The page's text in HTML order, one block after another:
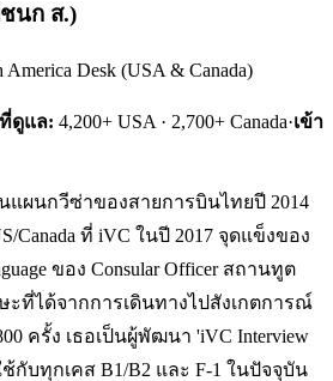
นก ส.)
Desk (USA & Canada)
ดูแล: 4,200+ USA · 2,700+ Canada·เข้า
ผนกวีซ่าของสายการบินไทยปี 2014
Canada ที่ iVC ในปี 2017 จุดแข็งของ
ของ Consular Officer สถานทูต
ที่ได้จากการเดินทางไปสังเกตการณ์
ครั้ง เธอเป็นผู้พัฒนา 'iVC Interview
ช้กับทุกเคส B1/B2 และ F-1 ในปัจจุบัน